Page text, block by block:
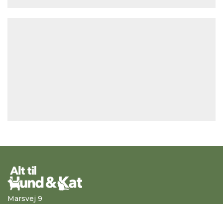
Marsvej 9